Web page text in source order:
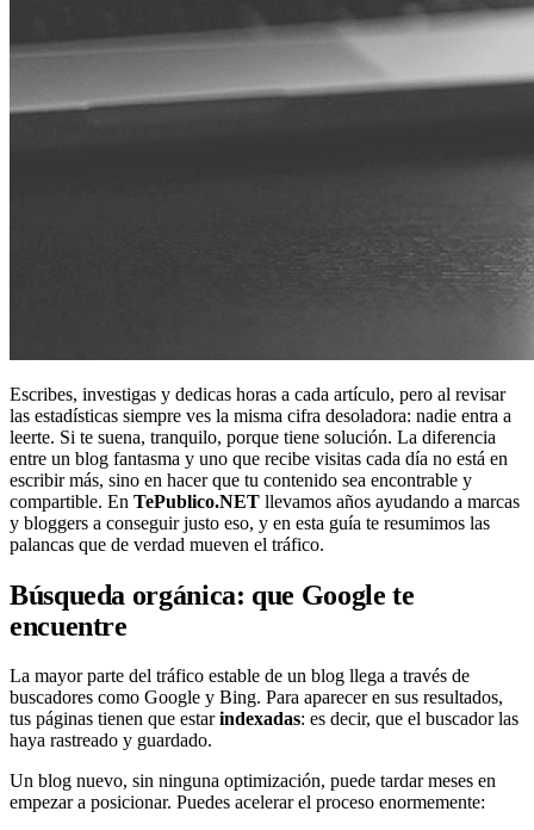
Escribes, investigas y dedicas horas a cada artículo, pero al revisar
las estadísticas siempre ves la misma cifra desoladora: nadie entra a
leerte. Si te suena, tranquilo, porque tiene solución. La diferencia
entre un blog fantasma y uno que recibe visitas cada día no está en
escribir más, sino en hacer que tu contenido sea encontrable y
compartible. En TePublico.NET llevamos años ayudando a marcas
y bloggers a conseguir justo eso, y en esta guía te resumimos las
palancas que de verdad mueven el tráfico.
Búsqueda orgánica: que Google te
encuentre
La mayor parte del tráfico estable de un blog llega a través de
buscadores como Google y Bing. Para aparecer en sus resultados,
tus páginas tienen que estarindexadas: es decir, que el buscador las
haya rastreado y guardado.
Un blog nuevo, sin ninguna optimización, puede tardar meses en
empezar a posicionar. Puedes acelerar el proceso enormemente: